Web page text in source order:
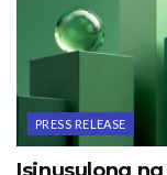
PRESS RELEASE